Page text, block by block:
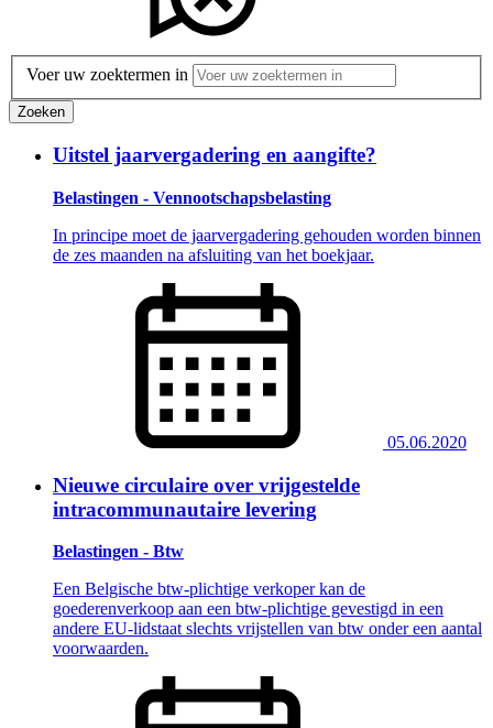
Voer uw zoektermen in
Zoeken
Uitstel jaarvergadering en aangifte?
Belastingen - Vennootschapsbelasting
In principe moet de jaarvergadering gehouden worden binnen
de zes maanden na afsluiting van het boekjaar.
05.06.2020
Nieuwe circulaire over vrijgestelde
intracommunautaire levering
Belastingen - Btw
Een Belgische btw-plichtige verkoper kan de
goederenverkoop aan een btw-plichtige gevestigd in een
andere EU-lidstaat slechts vrijstellen van btw onder een aantal
voorwaarden.